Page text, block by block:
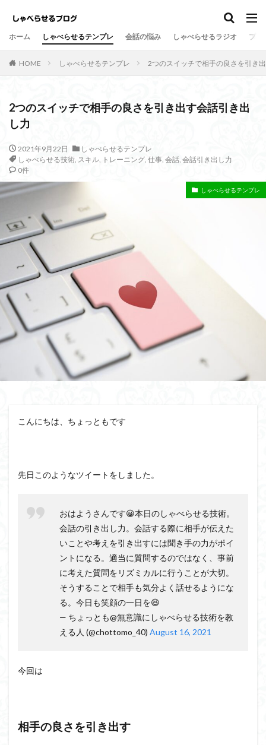
ホーム しゃべらせるテンプレ 会話の悩み しゃべらせるラジオ プロ
HOME しゃべらせるテンプレ 2つのスイッチで相手の良さを引き
2つのスイッチで相手の良さを引き出す会話引き出
し力
2021年9月22日
しゃべらせるテンプレ
しゃべらせる技術, スキル, トレーニング, 仕事, 会話, 会話引き出し力
0件
しゃべらせるテンプレ
こんにちは、ちょっともです
先日このようなツイートをしました。
おはようさんです😀本日のしゃべらせる技術。
会話の引き出し力。会話する際に相手が伝えた
いことや考えを引き出すには聞き手の力がポイ
ントになる。適当に質問するのではなく、事前
に考えた質問をリズミカルに行うことが大切。
そうすることで相手も気分よく話せるようにな
る。今日も笑顔の一日を😆
— ちょっとも@無意識にしゃべらせる技術を教
える人 (@chottomo_40) August 16, 2021
今回は
相手の良さを引き出す
しゃべらせるテンプレ
カテゴリー
名刺交換
油断 名刺 原因
危険
会話術
着地点
頷き
質問
覚えてもらう
相槌
相手を喜ばせる
相手が話すタイプ
相手が話さないタイプ
特殊能力
無意識にしゃべらせる技術
無意識にしゃべらせたい相談会
会話迷子
会話結論法
おもしろ緩急話法
デザイン力
チェック
スキル
ザイアンスの法則
サービスエリア確認法
サンクチュアリ出版
みんな
しゃべりたくなる
トレーニング
ブーストテクニック
会話ストーリー法
会話の空気感
会話の目線
会話の演出力
会話の本音話法
会話の悩み
会話の割り切り力
プライベート
会話が続かない
会話 仕事
人見知り
予想外の返答
一方的
モチベーション
メラビアンの法則
プロフィール
検索